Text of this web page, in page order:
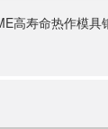
高寿命热作模